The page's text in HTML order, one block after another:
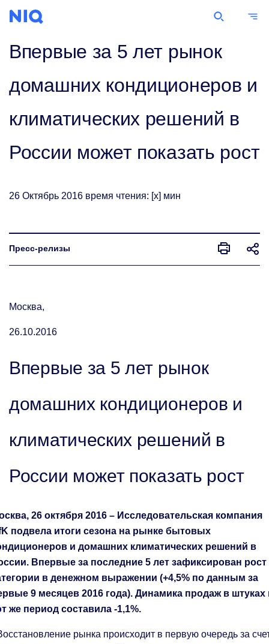
Пресс-релизы
Впервые за 5 лет рынок
домашних кондиционеров и
климатических решений в
России может показать рост
26 Октябрь 2016 время чтения: [x] мин
Пресс-релизы
Москва,
26.10.2016
Впервые за 5 лет рынок
домашних кондиционеров и
климатических решений в
России может показать рост
26 октября 2016 – Исследовательская компания
подвела итоги сезона на рынке бытовых
и домашних климатических решений в
Впервые за последние 5 лет зафиксирован рост
в денежном выражении (+4,5% по данным за
9 месяцев 2016 года). Динамика продаж в штуках
же период составила -1,1%.
рынка происходит в первую очередь за